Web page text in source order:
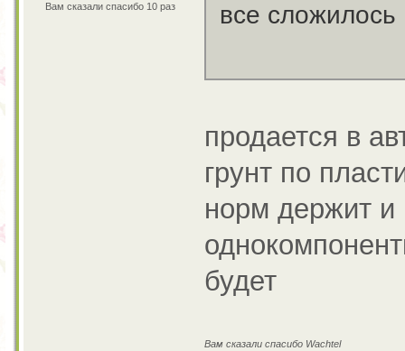
Вам сказали спасибо 10 раз
все сложилось
продается в
грунт по
норм держит и
будет
Вам сказали спасибо Wachtel